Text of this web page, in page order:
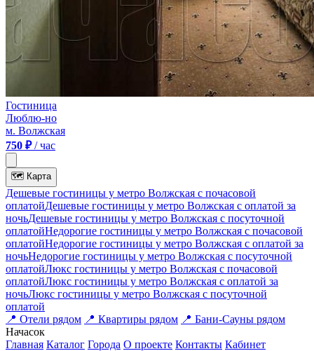
Гостиница
Люблю-но
м. Волжская
750 ₽/ час
🗺 Карта
Дешевые гостиницы у метро Волжская c почасовой
оплатойДешевые гостиницы у метро Волжская с оплатой за
ночьДешевые гостиницы у метро Волжская c посуточной
оплатойНедорогие гостиницы у метро Волжская c почасовой
оплатойНедорогие гостиницы у метро Волжская с оплатой за
ночьНедорогие гостиницы у метро Волжская c посуточной
оплатойЛюкс гостиницы у метро Волжская c почасовой
оплатойЛюкс гостиницы у метро Волжская с оплатой за
ночьЛюкс гостиницы у метро Волжская c посуточной
оплатой
📍 Отели рядом 📍 Квартиры рядом 📍 Бани-Сауны рядом
Начасок
Главная Каталог Города О проекте Контакты Кабинет